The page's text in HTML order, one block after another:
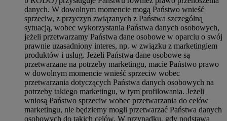
danych. W dowolnym momencie mogą Państwo wnieść
sprzeciw, z przyczyn związanych z Państwa szczególną
sytuacją, wobec wykorzystania Państwa danych osobowych,
jeżeli przetwarzamy Państwa dane osobowe w oparciu o swój
prawnie uzasadniony interes, np. w związku z marketingiem
produktów i usług. Jeżeli Państwa dane osobowe są
przetwarzane na potrzeby marketingu, macie Państwo prawo
w dowolnym momencie wnieść sprzeciw wobec
przetwarzania dotyczących Państwa danych osobowych na
potrzeby takiego marketingu, w tym profilowania. Jeżeli
wniosą Państwo sprzeciw wobec przetwarzania do celów
marketingu, nie będziemy mogli przetwarzać Państwa danych
osobowych do takich celów. W przypadku, gdy podstawą